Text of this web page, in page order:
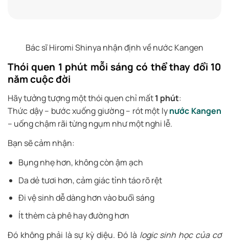
Bác sĩ Hiromi Shinya nhận định về nước Kangen
Thói quen 1 phút mỗi sáng có thể thay đổi 10
năm cuộc đời
Hãy tưởng tượng một thói quen chỉ mất1 phút:
Thức dậy – bước xuống giường – rót một lynước Kangen
– uống chậm rãi từng ngụm như một nghi lễ.
Bạn sẽ cảm nhận:
Bụng nhẹ hơn, không còn ậm ạch
Da dẻ tươi hơn, cảm giác tỉnh táo rõ rệt
Đi vệ sinh dễ dàng hơn vào buổi sáng
Ít thèm cà phê hay đường hơn
Đó không phải là sự kỳ diệu. Đó là logic sinh học của cơ